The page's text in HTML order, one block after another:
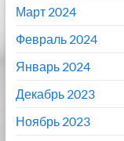
Март 2024
Февраль 2024
Январь 2024
Декабрь 2023
Ноябрь 2023